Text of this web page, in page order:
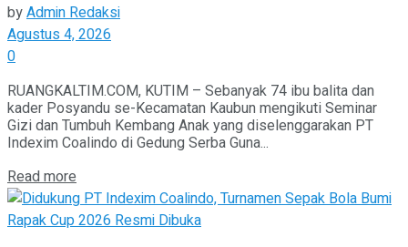
byAdmin Redaksi
Agustus 4, 2026
0
RUANGKALTIM.COM, KUTIM – Sebanyak 74 ibu balita dan
kader Posyandu se-Kecamatan Kaubun mengikuti Seminar
Gizi dan Tumbuh Kembang Anak yang diselenggarakan PT
Indexim Coalindo di Gedung Serba Guna...
Read more